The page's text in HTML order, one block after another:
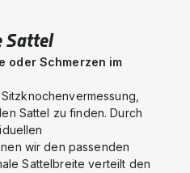
Sattel
oder Schmerzen im
Sattel zu finden. Durch
wir den passenden
Sattelbreite verteilt den